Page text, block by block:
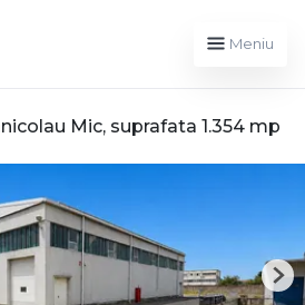
Meniu
Mic, suprafata 1.354 mp